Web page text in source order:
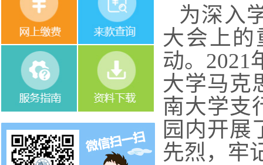
为深入
大会上
动。2021
大学马克
南大学支
园内开展
先烈，牢